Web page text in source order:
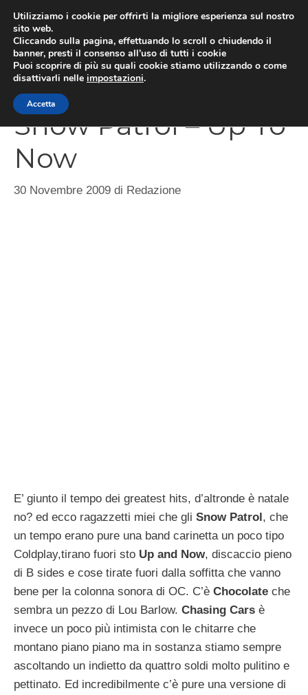
contenuto
Snow Patrol – Up To
Now
30 Novembre 2009 di Redazione
E’ giunto il tempo dei greatest hits, d’altronde è natale
no? ed ecco ragazzetti miei che gli Snow Patrol, che
un tempo erano pure una band carinetta un poco tipo
Coldplay,tirano fuori sto Up and Now, discaccio pieno
di B sides e cose tirate fuori dalla soffitta che vanno
bene per la colonna sonora di OC. C’è Chocolate che
sembra un pezzo di Lou Barlow. Chasing Cars è
invece un poco più intimista con le chitarre che
montano piano piano ma in sostanza stiamo sempre
ascoltando un indietto da quattro soldi molto pulitino e
pettinato. Ed incredibilmente c’è pure una versione di
Utilizziamo i cookie per offrirti la migliore esperienza sul nostro
sito web.
Cliccando sulla pagina, effettuando lo scroll o chiudendo il
banner, presti il consenso all’uso di tutti i cookie
Puoi scoprire di più su quali cookie stiamo utilizzando o come
disattivarli nelle impostazioni.
Accetta